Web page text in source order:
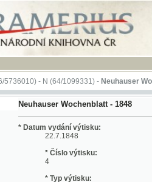
-N(64/1099331) -Neuhauser
Neuhauser Wochenblatt - 1848
* Datum vydání výtisku:
22.7.1848
* Číslo výtisku:
* Typ výtisku: